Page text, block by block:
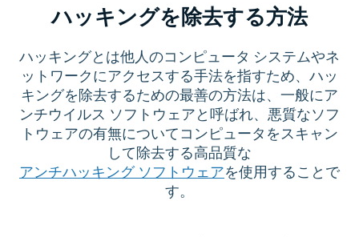
ハッキングを除去する方法
ハッキングとは他人のコンピュータ システムやネ
ットワークにアクセスする手法を指すため、ハッ
キングを除去するための最善の方法は、一般にア
ンチウイルス ソフトウェアと呼ばれ、悪質なソフ
トウェアの有無についてコンピュータをスキャン
して除去する高品質な
アンチハッキング ソフトウェアを使用することで
す。